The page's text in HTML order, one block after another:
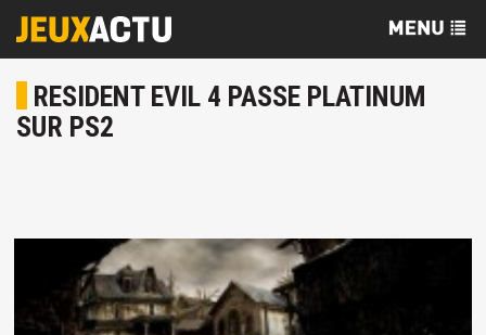
RESIDENT EVIL 4 PASSE PLATINUM
SUR PS2